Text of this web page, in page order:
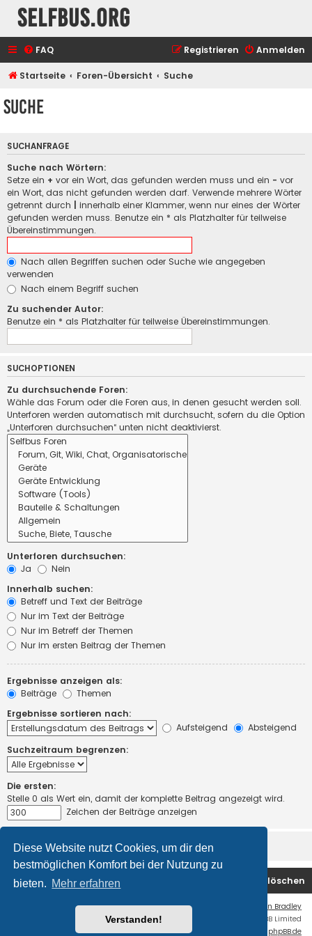
Diese Website nutzt Cookies, um dir den
bestmöglichen Komfort bei der Nutzung zu
bieten. Mehr erfahren
Verstanden!
selfbus.org
FAQ Anmelden
Registrieren
Startseite Foren-Übersicht Suche
Suche
SUCHANFRAGE
Suche nach Wörtern:
Setze ein + vor ein Wort, das gefunden werden muss und ein - vor
ein Wort, das nicht gefunden werden darf. Verwende mehrere Wörter
getrennt durch
innerhalb einer Klammer, wenn nur eines der Wörter
gefunden werden muss. Benutze ein * als Platzhalter für teilweise
Übereinstimmungen.
Nach allen Begriffen suchen oder Suche wie angegeben
verwenden
Nach einem Begriff suchen
Zu suchender Autor:
Benutze ein * als Platzhalter für teilweise Übereinstimmungen.
SUCHOPTIONEN
Zu durchsuchende Foren:
Wähle das Forum oder die Foren aus, in denen gesucht werden soll.
Unterforen werden automatisch mit durchsucht, sofern du die Option
„Unterforen durchsuchen“ unten nicht deaktivierst.
Unterforen durchsuchen:
Ja
Nein
Innerhalb suchen:
Betreff und Text der Beiträge
Nur im Text der Beiträge
Nur im Betreff der Themen
Nur im ersten Beitrag der Themen
Ergebnisse anzeigen als:
Beiträge
Themen
Ergebnisse sortieren nach:
Aufsteigend
Absteigend
Suchzeitraum begrenzen:
Die ersten:
Stelle 0 als Wert ein, damit der komplette Beitrag angezeigt wird.
Zeichen der Beiträge anzeigen
Startseite Foren-Übersicht Alle Cookies löschen
Ian Bradley
Powered byphpBB
® Forum Software © phpBB Limited
Deutsche Übersetzung durch phpBB.de